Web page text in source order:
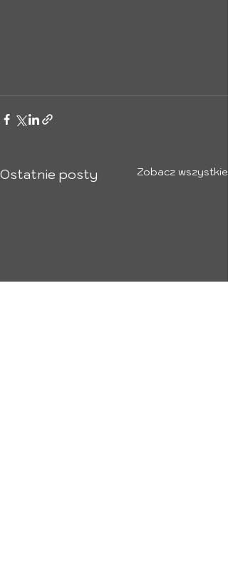
Ostatnie posty Zobacz wszystkie